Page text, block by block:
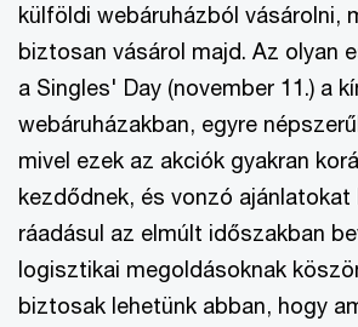
külföldi webáruházból vásárolni,
biztosan vásárol majd. Az olyan
a Singles' Day (november 11.) a
webáruházakban, egyre
mivel ezek az akciók gyakran
kezdődnek, és vonzó ajánlatokat
ráadásul az elmúlt időszakban
logisztikai megoldásoknak
biztosak lehetünk abban, hogy